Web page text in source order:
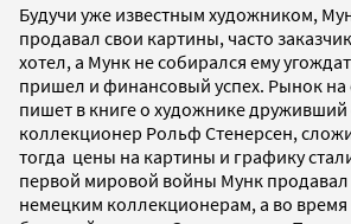
Будучи уже известным художником,
продавал свои картины, часто
хотел, а Мунк не собирался ему
пришел и финансовый успех. Рынок на
пишет в книге о художнике друживший
коллекционер Рольф Стенерсен,
тогда цены на картины и графику
первой мировой войны Мунк
немецким коллекционерам, а во